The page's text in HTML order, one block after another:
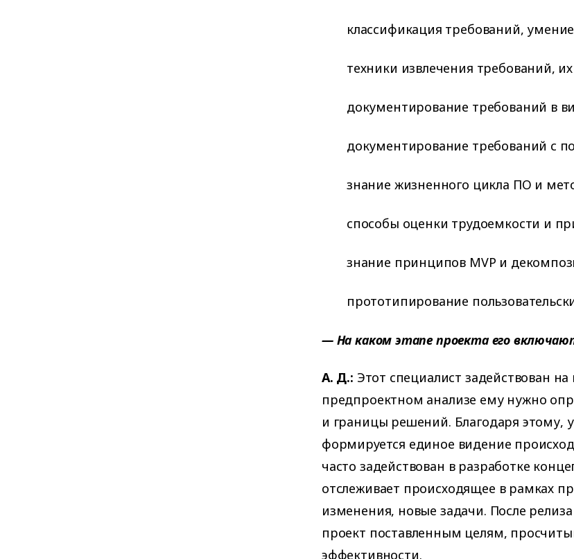
классификация требований,
техники извлечения требований,
документирование требований в
документирование требований с
знание жизненного цикла ПО и
способы оценки трудоемкости и
знание принципов MVP и
прототипирование
— На каком этапе проекта его
А. Д.: Этот специалист задействован на
предпроектном анализе ему нужно
и границы решений. Благодаря этому,
формируется единое видение
часто задействован в разработке
отслеживает происходящее в рамках
изменения, новые задачи. После
проект поставленным целям,
эффективности.